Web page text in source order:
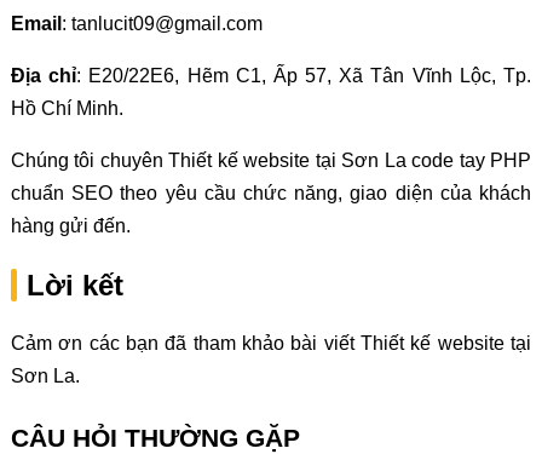
Email : tanlucit09@gmail.com
Địa chỉ: E20/22E6, Hẽm C1, Ấp 57, Xã Tân Vĩnh Lộc, Tp.
Hồ Chí Minh.
Chúng tôi chuyên Thiết kế website tại Sơn La code tay PHP
chuẩn SEO theo yêu cầu chức năng, giao diện của khách
hàng gửi đến.
Lời kết
Cảm ơn các bạn đã tham khảo bài viết Thiết kế website tại
Sơn La.
CÂU HỎI THƯỜNG GẶP